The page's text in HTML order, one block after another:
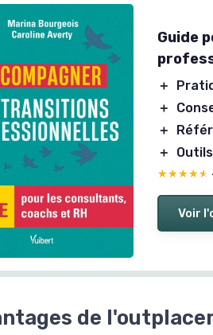
Guide
＋
＋
＋
＋
Outils
★★★★★
★★★★★
Voir
de